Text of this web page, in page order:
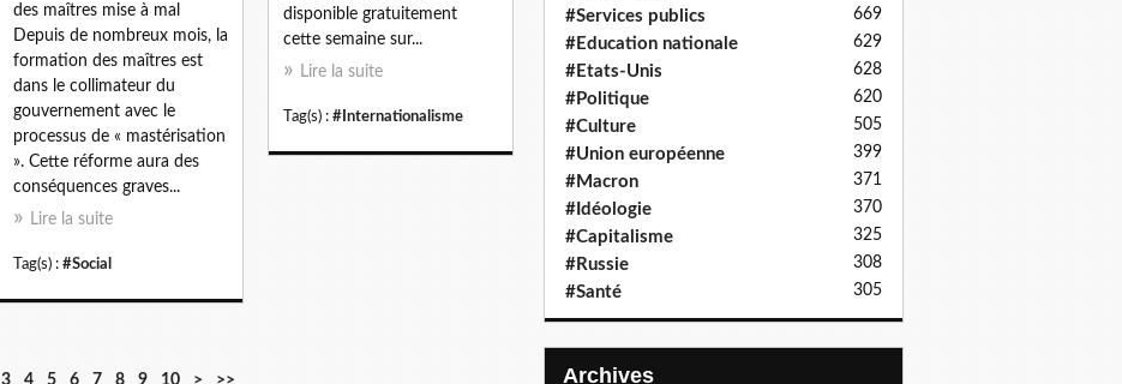
disponible gratuitement
cette semaine sur...
Lire la suite
Tag(s) : #Internationalisme
des maîtres mise à mal
Depuis de nombreux mois, la
formation des maîtres est
dans le collimateur du
gouvernement avec le
processus de « mastérisation
». Cette réforme aura des
conséquences graves...
Lire la suite
Tag(s) : #Social
3 4 5 6 7 8 9 10 > >>
#Services publics 669
#Education nationale 629
#Etats-Unis 628
#Politique 620
#Culture 505
#Union européenne 399
#Macron 371
#Idéologie 370
#Capitalisme 325
#Russie 308
#Santé 305
Archives